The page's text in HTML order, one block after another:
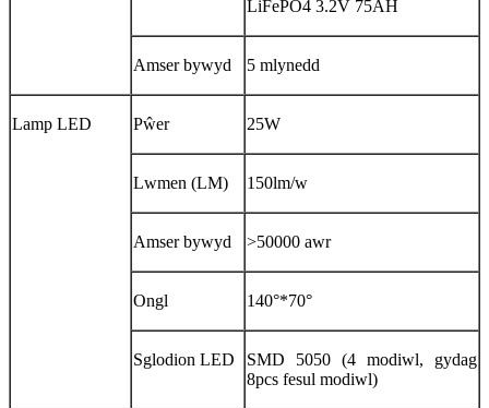
LiFePO4 3.2V 75AH
Amser bywyd 5 mlynedd
Lamp LED Pŵer 25W
Lwmen (LM) 150lm/w
Amser bywyd >50000 awr
Ongl 140°*70°
Sglodion LED
SMD 5050 (4 modiwl, gydag
8pcs fesul modiwl)